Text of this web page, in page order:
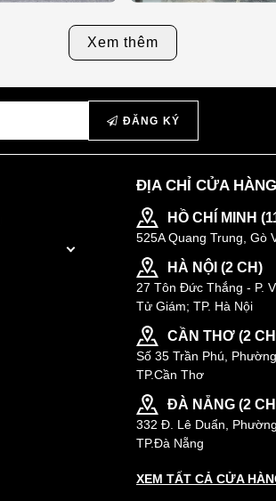
Xem thêm
ĐĂNG KÝ
ĐỊA CHỈ CỬA
HỒ CHÍ MINH
525A Quang Trung, Gò
HÀ NỘI (2 CH)
27 Tôn Đức Thắng - P.
Tử Giám; TP. Hà Nội
CẦN THƠ (2
Số 35 Trần Phú,
TP.Cần Thơ
ĐÀ NẴNG (2
332 Đ. Lê Duẩn,
TP.Đà Nẵng
XEM TẤT CẢ CỬA